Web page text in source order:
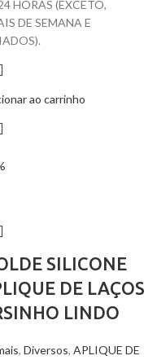
HORAS (EXCETO,
DE SEMANA E
ao carrinho
SILICONE
DE LAÇOS
LINDO
, Diversos, APLIQUE DE